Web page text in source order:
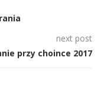
next post
przy choince 2017